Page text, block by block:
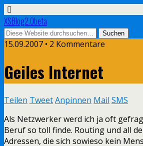
XSBlog2.0beta
15.09.2007 • 2 Kommentare
Geiles Internet
Teilen TweetAnpinnen Mail SMS
Als Netzwerker werd ich ja oft
Beruf so toll finde. Routing und all
Adressen, die sich sowieso kein